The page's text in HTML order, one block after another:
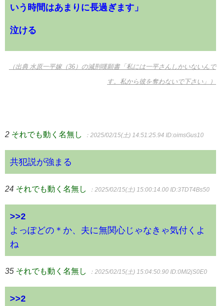
いう時間はあまりに長過ぎます」
泣ける
（出典 水原一平嫁（36）の減刑嘆願書「私には一平さんしかいないんで
す。私から彼を奪わないで下さい」）
2 それでも動く名無し ：2025/02/15(土) 14:51:25.94 ID:oimsGus10
共犯説が強まる
24 それでも動く名無し ：2025/02/15(土) 15:00:14.00 ID:3TDT4Bs50
>>2
よっぽどの＊か、夫に無関心じゃなきゃ気付くよ
ね
35 それでも動く名無し ：2025/02/15(土) 15:04:50.90 ID:0MI2jS0E0
>>2